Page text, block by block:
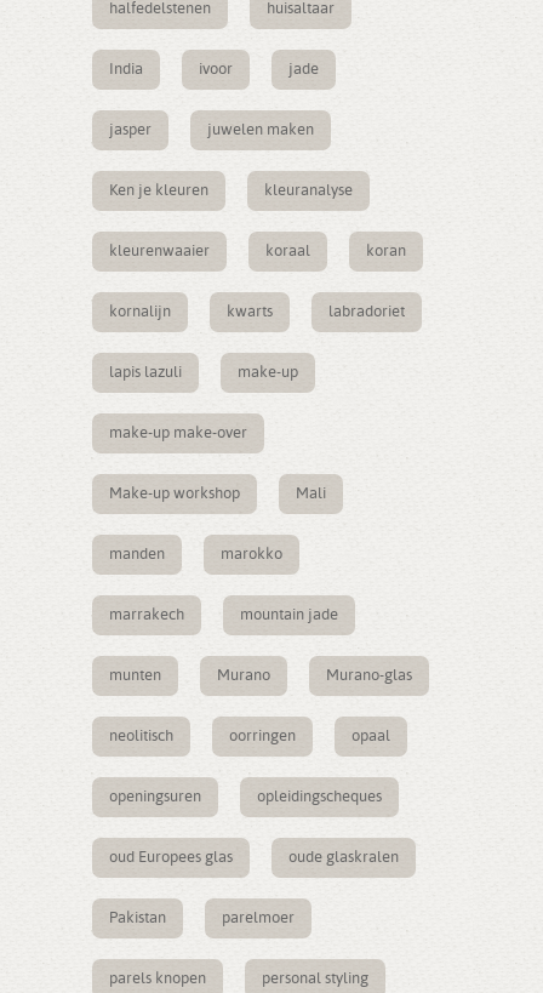
halfedelstenen huisaltaar
India ivoor jade
jasper juwelen maken
Ken je kleuren kleuranalyse
kleurenwaaier koraal koran
kornalijn kwarts labradoriet
lapis lazuli make-up
make-up make-over
Make-up workshop Mali
manden marokko
marrakech mountain jade
munten Murano Murano-glas
neolitisch oorringen opaal
openingsuren opleidingscheques
oud Europees glas oude glaskralen
Pakistan parelmoer
parels knopen personal styling